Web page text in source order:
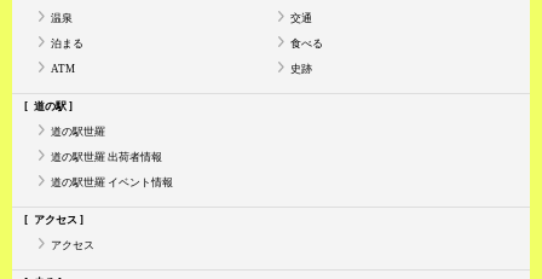
温泉 交通
泊まる 食べる
ATM 史跡
道の駅
道の駅世羅
道の駅世羅 出荷者情報
道の駅世羅 イベント情報
アクセス
アクセス